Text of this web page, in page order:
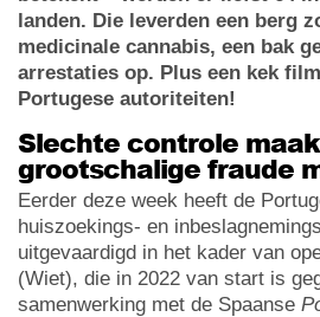
landen. Die leverden een berg
medicinale cannabis, een bak
arrestaties op. Plus een kek
Portugese autoriteiten!
Slechte controle
grootschalige fraude
Eerder deze week heeft de
huiszoekings- en
uitgevaardigd in het kader van
(Wiet), die in 2022 van start is
samenwerking met de Spaanse